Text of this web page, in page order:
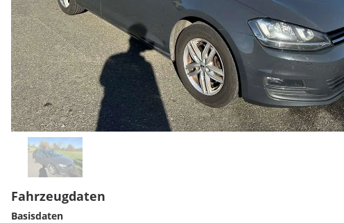
Fahrzeugdaten
Basisdaten